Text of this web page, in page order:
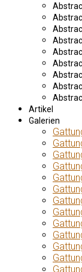
Artikel
Galerien